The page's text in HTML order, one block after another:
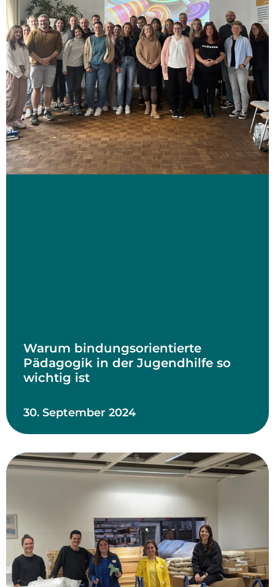
Warum bindungsorientierte
Pädagogik in der Jugendhilfe so
wichtig ist
30. September 2024